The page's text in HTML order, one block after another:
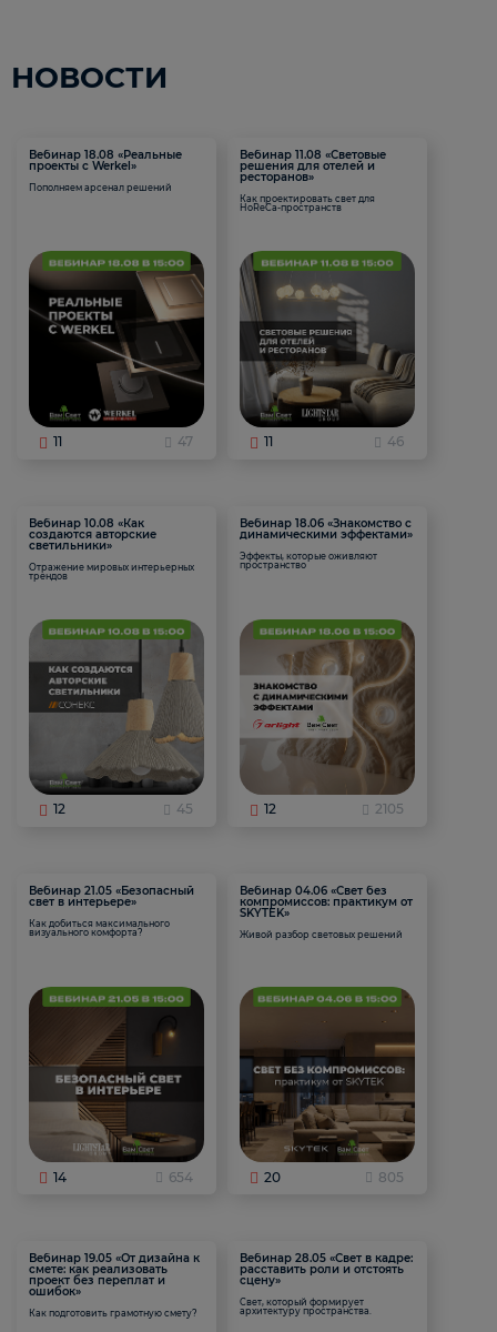
НОВОСТИ
Вебинар 18.08 «Реальные
проекты с Werkel»
Пополняем арсенал решений
11 47
Вебинар 11.08 «Световые
решения для отелей и
ресторанов»
Как проектировать свет для
HoReCa-пространств
11 46
Вебинар 10.08 «Как
создаются авторские
светильники»
Отражение мировых интерьерных
трендов
12 45
Вебинар 18.06 «Знакомство с
динамическими эффектами»
Эффекты, которые оживляют
пространство
12 2105
Вебинар 21.05 «Безопасный
свет в интерьере»
Как добиться максимального
визуального комфорта?
14 654
Вебинар 04.06 «Свет без
компромиссов: практикум от
SKYTEK»
Живой разбор световых решений
20 805
Вебинар 19.05 «От дизайна к
смете: как реализовать
проект без переплат и
ошибок»
Как подготовить грамотную смету?
Вебинар 28.05 «Свет в кадре:
расставить роли и отстоять
сцену»
Свет, который формирует
архитектуру пространства.